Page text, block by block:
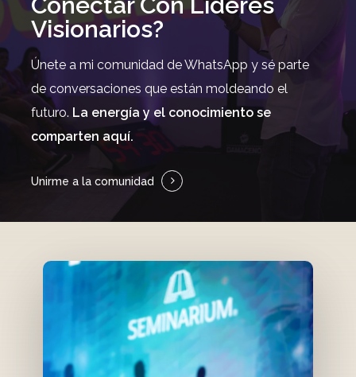
Visionarios?
Únete a mi comunidad de WhatsApp y sé parte
de conversaciones que están moldeando el
futuro. La energía y el conocimiento se
comparten aquí.
Unirme a la comunidad